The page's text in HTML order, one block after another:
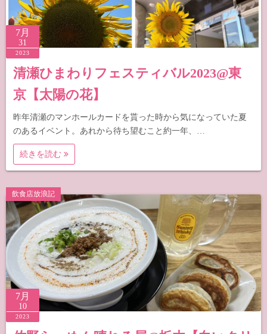
7月
31
2023
清瀬ひまわりフェスティバル2023@東
京【太陽の花】
昨年清瀬のマンホールカードを貰った時から気になっていた夏
のあるイベント。あれから待ち望むこと約一年、…
続きを読む
飲食店放浪記
7月
10
2023